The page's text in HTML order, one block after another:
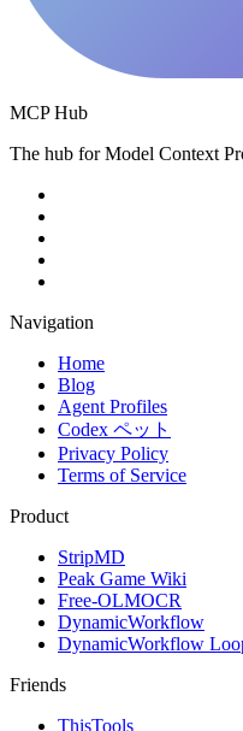
MCP Hub
The hub for Model Context
Navigation
Home
Blog
Agent Profiles
Codex ペット
Privacy Policy
Terms of Service
Product
StripMD
Peak Game Wiki
Free-OLMOCR
DynamicWorkflow
DynamicWorkflow
Friends
ThisTools